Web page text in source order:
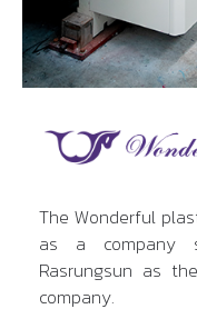
The Wonderful
as a company
Rasrungsun as
company.